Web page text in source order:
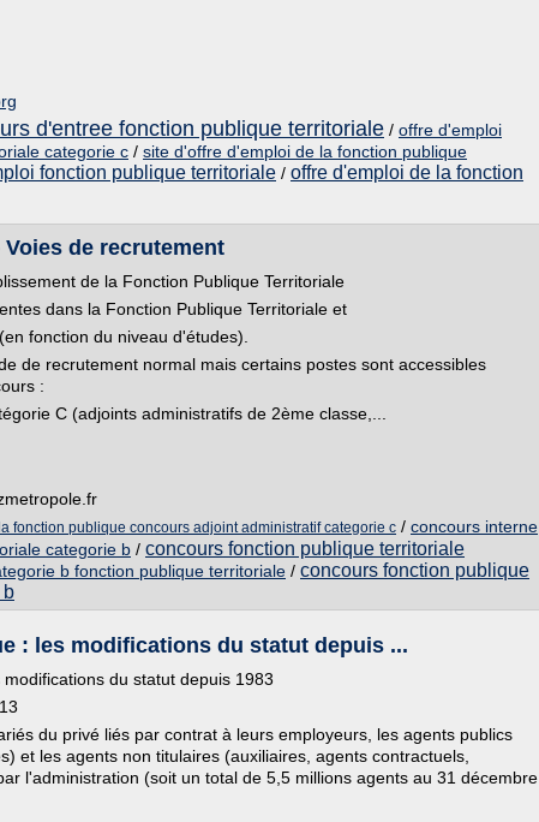
d'entree fonction publique territoriale / offre d'emploi
categorie c / site d'offre d'emploi de la fonction publique
fonction publique territoriale / offre d'emploi de la fonction
de recrutement
de la Fonction Publique Territoriale
dans la Fonction Publique Territoriale et
fonction du niveau d'études).
de recrutement normal mais certains postes sont accessibles
:
C (adjoints administratifs de 2ème classe,...
fonction publique concours adjoint administratif categorie c / concours interne
categorie b / concours fonction publique territoriale
b fonction publique territoriale / concours fonction publique
b
: les modifications du statut depuis ...
du statut depuis 1983
du privé liés par contrat à leurs employeurs, les agents publics
et les agents non titulaires (auxiliaires, agents contractuels,
l'administration (soit un total de 5,5 millions agents au 31 décembre